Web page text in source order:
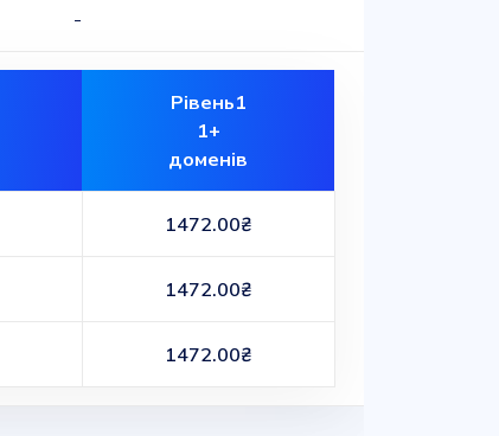
-
Рівень1
1+
доменів
1472.00₴
1472.00₴
1472.00₴